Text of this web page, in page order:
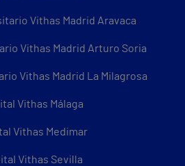
Vithas Madrid Aravaca
Vithas Madrid Arturo Soria
Vithas Madrid La Milagrosa
Vithas Málaga
Vithas Medimar
Vithas Sevilla